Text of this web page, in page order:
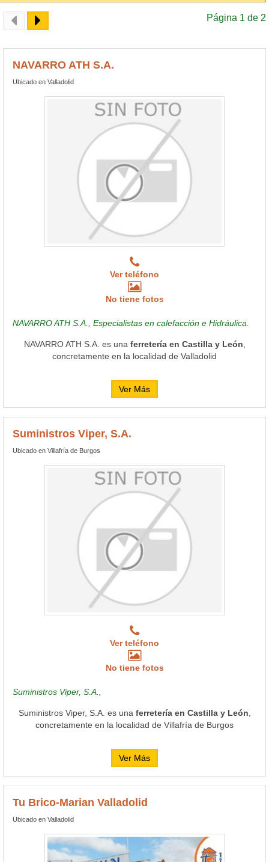
Página 1 de 2
NAVARRO ATH S.A.
Ubicado en Valladolid
Ver teléfono
No tiene fotos
NAVARRO ATH S.A., Especialistas en calefacción e Hidráulica.
NAVARRO ATH S.A. es una ferretería en Castilla y León
concretamente en la localidad de Valladolid
Ver Más
Suministros Viper, S.A.
Ubicado en Villafría de Burgos
Ver teléfono
No tiene fotos
Suministros Viper, S.A.,
Suministros Viper, S.A. es una ferretería en Castilla y León
concretamente en la localidad de Villafría de Burgos
Ver Más
Tu Brico-Marian Valladolid
Ubicado en Valladolid